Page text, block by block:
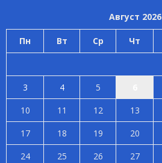
Август 2026
Пн Вт Ср Чт
3
4 5
10
11 12 13
17
18 19 20
24
25 26 27